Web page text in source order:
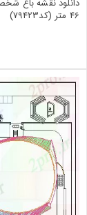
46 متر (کد79423)